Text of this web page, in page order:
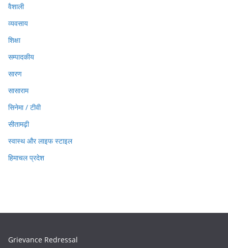
वैशाली
व्यवसाय
शिक्षा
सम्पादकीय
सारण
सासाराम
सिनेमा / टीवी
सीतामढ़ी
स्वास्थ और लाइफ स्टाइल
हिमाचल प्रदेश
Grievance Redressal